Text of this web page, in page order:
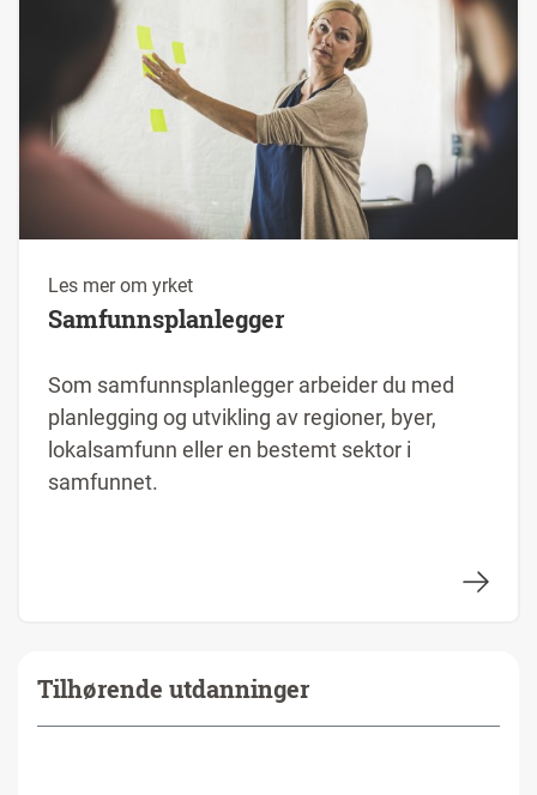
Les mer om yrket
Samfunnsplanlegger
Som samfunnsplanlegger arbeider du med
planlegging og utvikling av regioner, byer,
lokalsamfunn eller en bestemt sektor i
samfunnet.
Tilhørende utdanninger